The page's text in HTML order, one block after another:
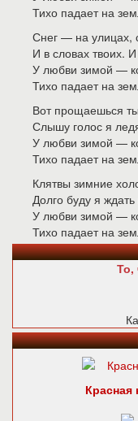
Тихо падает на
Снег — на улицах,
И в словах твоих. И
У любви зимой —
Тихо падает на
Вот прощаешься
Слышу голос я
У любви зимой —
Тихо падает на
Клятвы зимние
Долго буду я
У любви зимой —
Тихо падает на
То,
Красная